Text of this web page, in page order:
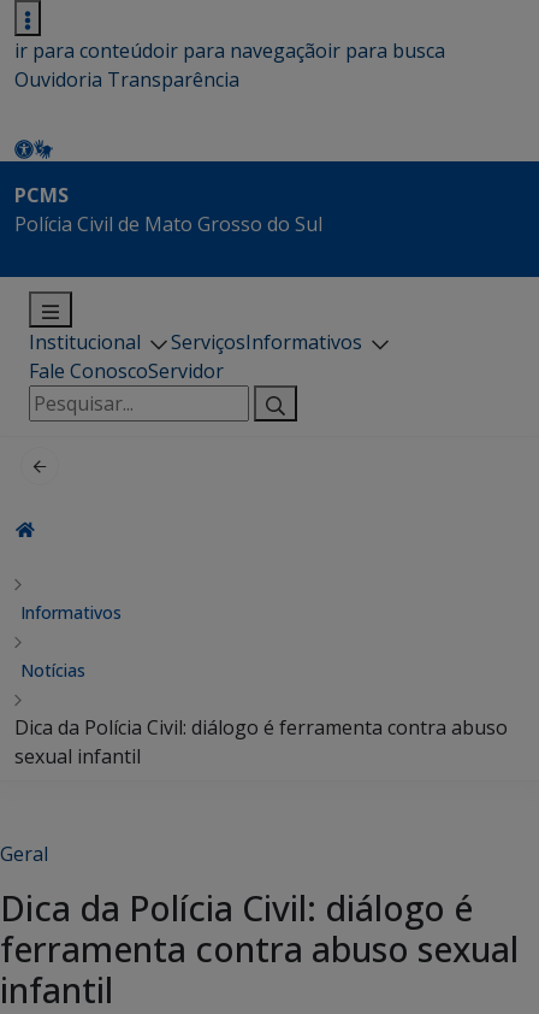
ir para conteúdoir para navegaçãoir para busca
Ouvidoria Transparência
PCMS
Polícia Civil de Mato Grosso do Sul
Institucional ServiçosInformativos
Fale ConoscoServidor
Pesquisar
por:
Informativos
Notícias
Dica da Polícia Civil: diálogo é ferramenta contra abuso
sexual infantil
Geral
Dica da Polícia Civil: diálogo é
ferramenta contra abuso sexual
infantil